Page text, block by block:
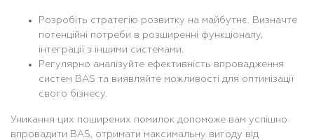
Розробіть стратегію розвитку на майбутнє. Визначте
потенційні потреби в розширенні функціоналу,
інтеграції з іншими системами.
Регулярно аналізуйте ефективність впровадження
систем BAS та виявляйте можливості для оптимізації
свого бізнесу.
Уникання цих поширених помилок допоможе вам успішно
впровадити BAS, отримати максимальну вигоду від